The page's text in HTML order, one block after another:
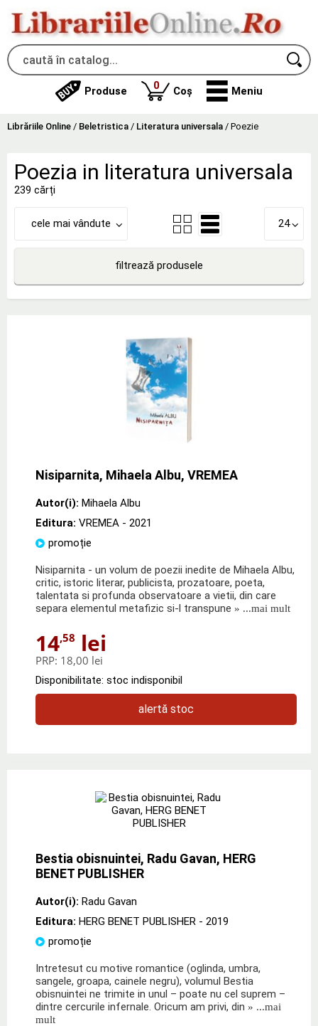
Produse 0produse
Coș Meniu
Librăriile Online / Beletristica / Literatura universala / Poezie
Poezia in literatura universala
239 cărți
cele mai vândute 24
filtrează produsele
Nisiparnita, Mihaela Albu, VREMEA
Autor(i): Mihaela Albu
Editura: VREMEA - 2021
promoție
Nisiparnita - un volum de poezii inedite de Mihaela Albu,
critic, istoric literar, publicista, prozatoare, poeta,
talentata si profunda observatoare a vietii, din care
separa elementul metafizic si-l transpune » ...mai mult
14,58 lei
PRP: 18,00 lei
Disponibilitate: stoc indisponibil
alertă stoc
Bestia obisnuintei, Radu Gavan, HERG
BENET PUBLISHER
Autor(i): Radu Gavan
Editura: HERG BENET PUBLISHER - 2019
promoție
Intretesut cu motive romantice (oglinda, umbra,
sangele, groapa, cainele negru), volumul Bestia
obisnuintei ne trimite in unul – poate nu cel suprem –
dintre cercurile infernale. Oricum am privi, din » ...mai
mult